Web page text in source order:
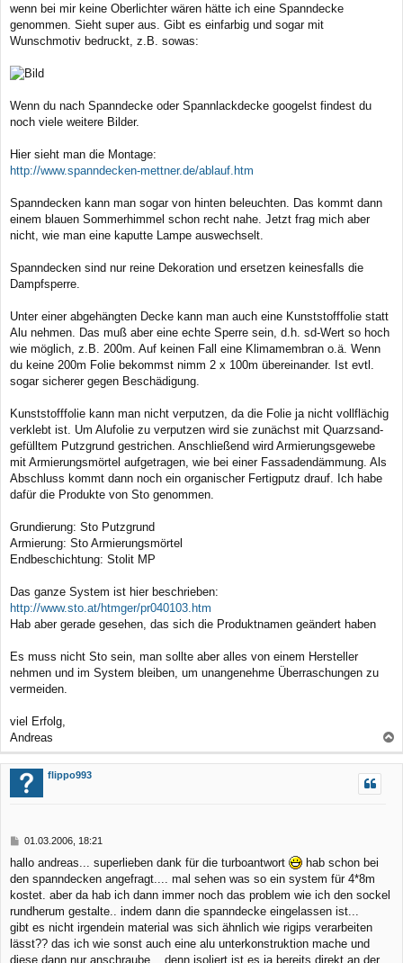
r
a
g
wenn bei mir keine Oberlichter wären hätte ich eine Spanndecke
genommen. Sieht super aus. Gibt es einfarbig und sogar mit
Wunschmotiv bedruckt, z.B. sowas:
Wenn du nach Spanndecke oder Spannlackdecke googelst findest du
noch viele weitere Bilder.
Hier sieht man die Montage:
http://www.spanndecken-mettner.de/ablauf.htm
Spanndecken kann man sogar von hinten beleuchten. Das kommt dann
einem blauen Sommerhimmel schon recht nahe. Jetzt frag mich aber
nicht, wie man eine kaputte Lampe auswechselt.
Spanndecken sind nur reine Dekoration und ersetzen keinesfalls die
Dampfsperre.
Unter einer abgehängten Decke kann man auch eine Kunststofffolie statt
Alu nehmen. Das muß aber eine echte Sperre sein, d.h. sd-Wert so hoch
wie möglich, z.B. 200m. Auf keinen Fall eine Klimamembran o.ä. Wenn
du keine 200m Folie bekommst nimm 2 x 100m übereinander. Ist evtl.
sogar sicherer gegen Beschädigung.
Kunststofffolie kann man nicht verputzen, da die Folie ja nicht vollflächig
verklebt ist. Um Alufolie zu verputzen wird sie zunächst mit Quarzsand-
gefülltem Putzgrund gestrichen. Anschließend wird Armierungsgewebe
mit Armierungsmörtel aufgetragen, wie bei einer Fassadendämmung. Als
Abschluss kommt dann noch ein organischer Fertigputz drauf. Ich habe
dafür die Produkte von Sto genommen.
Grundierung: Sto Putzgrund
Armierung: Sto Armierungsmörtel
Endbeschichtung: Stolit MP
Das ganze System ist hier beschrieben:
http://www.sto.at/htmger/pr040103.htm
Hab aber gerade gesehen, das sich die Produktnamen geändert haben
Es muss nicht Sto sein, man sollte aber alles von einem Hersteller
nehmen und im System bleiben, um unangenehme Überraschungen zu
vermeiden.
viel Erfolg,
Andreas
a
flippo993
B
i
t
r
a
g
01.03.2006, 18:21
hallo andreas... superlieben dank für die turboantwort
hab schon bei
den spanndecken angefragt.... mal sehen was so ein system für 4*8m
kostet. aber da hab ich dann immer noch das problem wie ich den sockel
rundherum gestalte.. indem dann die spanndecke eingelassen ist...
gibt es nicht irgendein material was sich ähnlich wie rigips verarbeiten
lässt?? das ich wie sonst auch eine alu unterkonstruktion mache und
diese dann nur anschraube... denn isoliert ist es ja bereits direkt an der